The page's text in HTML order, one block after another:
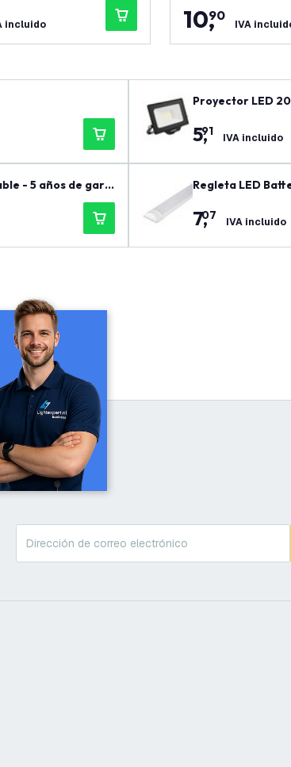
incluido 10,
90
IVA
- 5 años de gara
Proyector LED
5,
91 IVA incluido
Regleta LED
7,
07 IVA incluido